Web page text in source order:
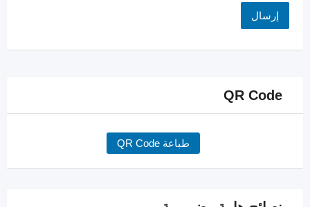
QR Code
طباعة QR Code